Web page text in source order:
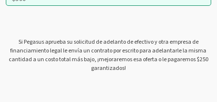
Si Pegasus aprueba su solicitud de adelanto de efectivo y otra empresa de
financiamiento legal le envía un contrato por escrito para adelantarle la misma
cantidad a un costo total más bajo, ¡mejoraremos esa oferta o le pagaremos $250
garantizados!